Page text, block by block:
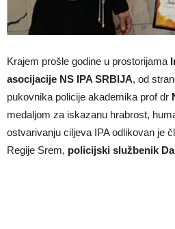
Krajem prošle godine u prostorijama
asocijacije NS IPA SRBIJA, od
pukovnika policije akademika prof dr
medaljom za iskazanu hrabrost,
ostvarivanju ciljeva IPA odlikovan je
Regije Srem, policijski službenik